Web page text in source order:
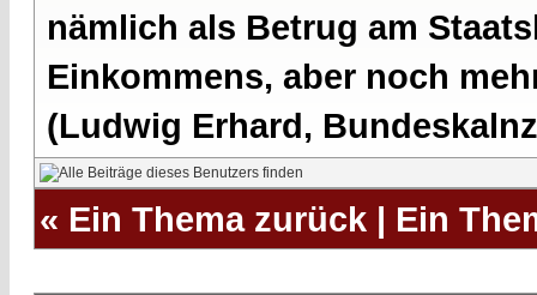
nämlich als Betrug am
Einkommens, aber noch
(Ludwig Erhard,
« Ein Thema zurück | Ein